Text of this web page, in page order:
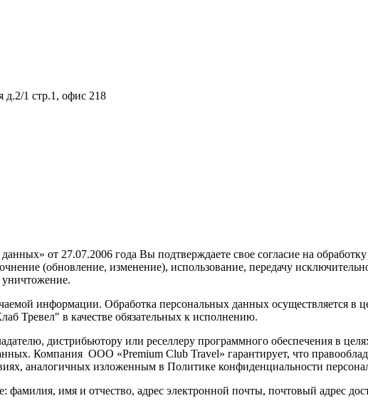
1 стр.1, офис 218
от 27.07.2006 года Вы подтверждаете свое согласие на
(обновление, изменение), использование, передачу
информации. Обработка персональных данных осуществляется в
Тревел" в качестве обязательных к исполнению.
дистрибьютору или реселлеру программного обеспечения в
Компания ООО «Premium Club Travel» гарантирует, что
аналогичных изложенным в Политике конфиденциальности
имя и отчество, адрес электронной почты, почтовый адрес